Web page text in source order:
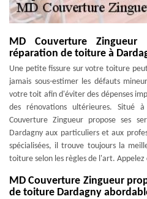
MD Couverture
réparation de toiture à
Une petite fissure sur votre toiture
jamais sous-estimer les défauts
votre toit afin d'éviter des dépenses
des rénovations ultérieures. Situé
Couverture Zingueur propose ses
Dardagny aux particuliers et aux
spécialisées, il trouve toujours la
toiture selon les règles de l'art. Appelez
MD Couverture Zingueur
de toiture Dardagny